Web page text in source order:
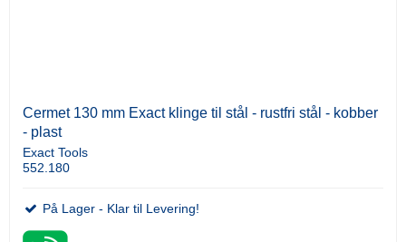
Cermet 130 mm Exact klinge til stål - rustfri stål - kobber
- plast
Exact Tools
552.180
På Lager - Klar til Levering!